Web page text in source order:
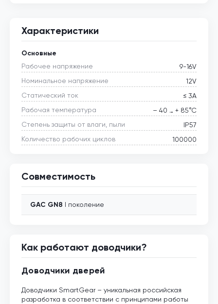
Характеристики
Основные
Рабочее напряжение
9-16V
Номинальное напряжение
12V
Статический ток
≤ 3А
Рабочая температура
– 40 … + 85°С
Степень защиты от влаги, пыли
IP57
Количество рабочих циклов
100000
Совместимость
GAC GN8 I поколение
Как работают доводчики?
Доводчики дверей
Доводчики SmartGear – уникальная российская
разработка в соответствии с принципами работы